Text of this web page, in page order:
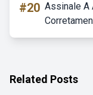
#20 Assinale A
Related Posts